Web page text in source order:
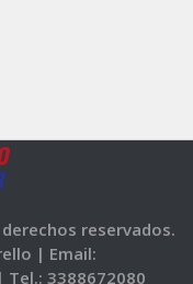
reservados.
| Email:
Tel.: 3388672080